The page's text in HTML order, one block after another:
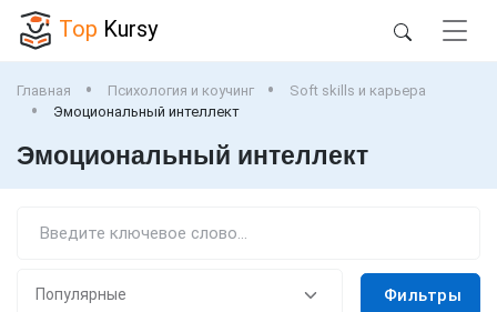
Top Kursy
Главная Психология и коучинг
Soft skills и карьера
Эмоциональный интеллект
Эмоциональный интеллект
Фильтры